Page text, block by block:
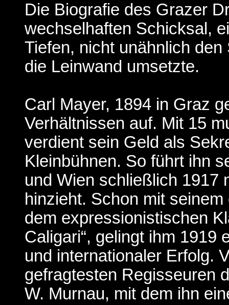
Die Biografie des Grazer
wechselhaften Schicksal,
Tiefen, nicht unähnlich
die Leinwand umsetzte.
Carl Mayer, 1894 in Graz
Verhältnissen auf. Mit 15
verdient sein Geld als
Kleinbühnen. So führt ihn
und Wien schließlich 1917
hinzieht. Schon mit
dem expressionistischen
Caligari“, gelingt ihm 1919
und internationaler Erfolg.
gefragtesten Regisseuren
W. Murnau, mit dem ihn